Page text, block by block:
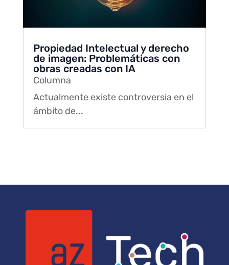
Propiedad Intelectual y derecho
de imagen: Problemáticas con
obras creadas con IA
Columna
Actualmente existe controversia en el
ámbito de...